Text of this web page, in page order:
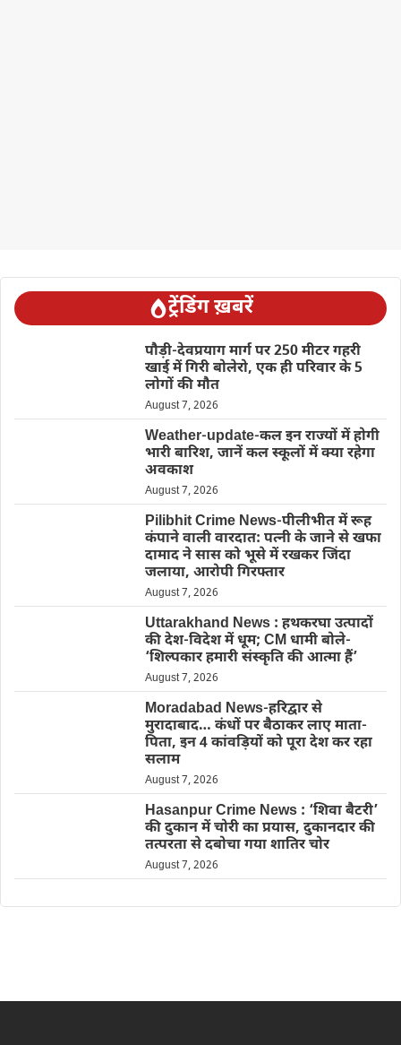
ट्रेंडिंग ख़बरें
पौड़ी-देवप्रयाग मार्ग पर 250 मीटर गहरी
खाई में गिरी बोलेरो, एक ही परिवार के 5
लोगों की मौत
August 7, 2026
Weather-update-कल इन राज्यों में होगी
भारी बारिश, जानें कल स्कूलों में क्या रहेगा
अवकाश
August 7, 2026
Pilibhit Crime News-पीलीभीत में रूह
कंपाने वाली वारदात: पत्नी के जाने से खफा
दामाद ने सास को भूसे में रखकर जिंदा
जलाया, आरोपी गिरफ्तार
August 7, 2026
Uttarakhand News : हथकरघा उत्पादों
की देश-विदेश में धूम; CM धामी बोले-
‘शिल्पकार हमारी संस्कृति की आत्मा हैं’
August 7, 2026
Moradabad News-हरिद्वार से
मुरादाबाद… कंधों पर बैठाकर लाए माता-
पिता, इन 4 कांवड़ियों को पूरा देश कर रहा
सलाम
August 7, 2026
Hasanpur Crime News : ‘शिवा बैटरी’
की दुकान में चोरी का प्रयास, दुकानदार की
तत्परता से दबोचा गया शातिर चोर
August 7, 2026